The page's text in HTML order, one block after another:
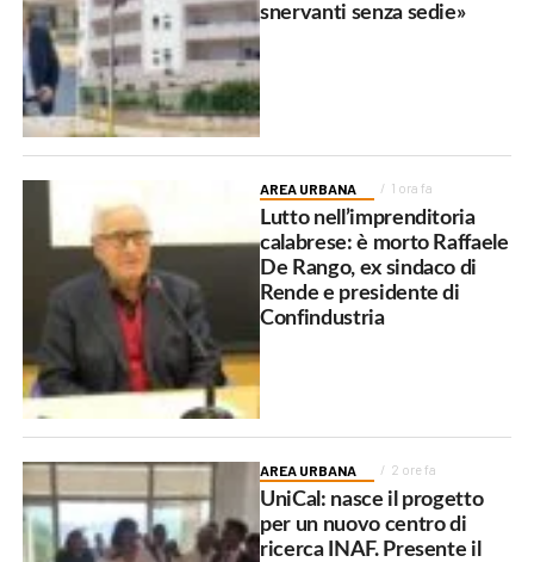
snervanti senza sedie»
AREA URBANA 1 ora fa
Lutto nell’imprenditoria
calabrese: è morto Raffaele
De Rango, ex sindaco di
Rende e presidente di
Confindustria
AREA URBANA 2 ore fa
UniCal: nasce il progetto
per un nuovo centro di
ricerca INAF. Presente il